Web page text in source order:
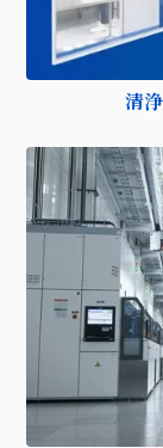
清